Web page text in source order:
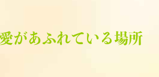
があふれている場所